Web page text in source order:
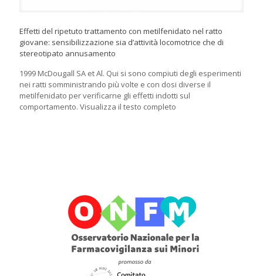
Effetti del ripetuto trattamento con metilfenidato nel ratto
giovane: sensibilizzazione sia d’attività locomotrice che di
stereotipato annusamento
1999 McDougall SA et Al. Qui si sono compiuti degli esperimenti
nei ratti somministrando più volte e con dosi diverse il
metilfenidato per verificarne gli effetti indotti sul
comportamento. Visualizza il testo completo